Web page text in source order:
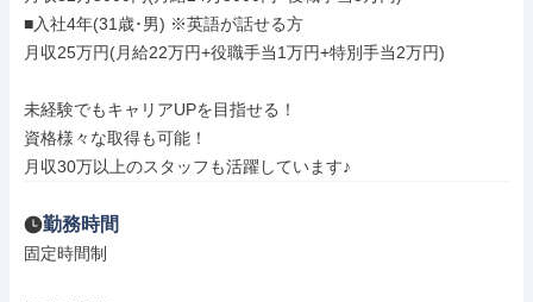
■入社4年(31歳･男) ※英語が話せる方
月収25万円(月給22万円+役職手当1万円+特別手当2万円)
未経験でもキャリアUPを目指せる！
資格様々な取得も可能！
月収30万以上のスタッフも活躍しています♪
勤務時間
固定時間制